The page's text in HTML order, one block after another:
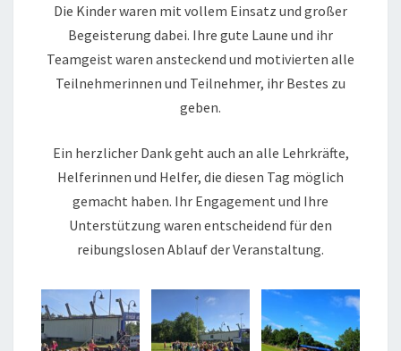
Die Kinder waren mit vollem Einsatz und großer
Begeisterung dabei. Ihre gute Laune und ihr
Teamgeist waren ansteckend und motivierten alle
Teilnehmerinnen und Teilnehmer, ihr Bestes zu
geben.
Ein herzlicher Dank geht auch an alle Lehrkräfte,
Helferinnen und Helfer, die diesen Tag möglich
gemacht haben. Ihr Engagement und Ihre
Unterstützung waren entscheidend für den
reibungslosen Ablauf der Veranstaltung.